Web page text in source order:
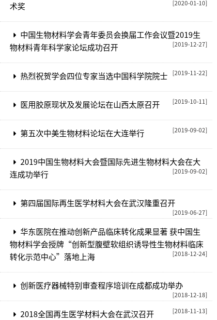
术奖
[2020-01-10]
中国生物材料学会青年委员会换届工作会议暨2019生
物材料青年科学家论坛成功召开
[2019-12-27]
热烈祝贺学会四位专家当选中国科学院院士 [2019-11-22]
医用胶原现状及发展论坛在山西太原召开 [2019-10-11]
第五次中美生物材料论坛在大连举行 [2019-09-02]
2019中国生物材料大会暨国际先进生物材料大会在大
连成功举行
[2019-09-02]
第四届国际再生医学材料大会在武汉隆重召开
[2019-06-27]
华东医院在推动创新产品临床转化成果显著 获中国生
物材料学会授牌“创新型腹壁软组织诱导性生物材料临床
转化示范中心”落地上海
[2018-12-24]
创新医疗器械特别审查程序培训在成都成功举办
[2018-12-18]
2018全国再生医学材料大会在武汉召开 [2018-11-13]